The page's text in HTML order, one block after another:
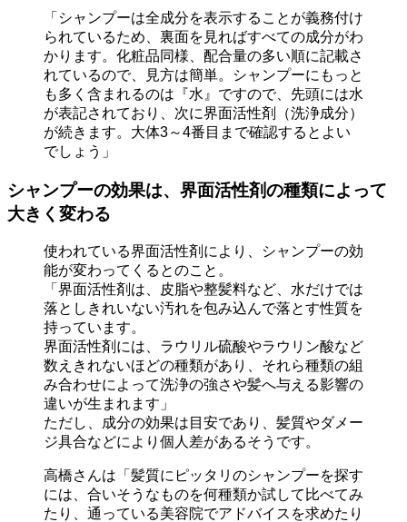
「シャンプーは全成分を表示することが義務付け
られているため、裏面を見ればすべての成分がわ
かります。化粧品同様、配合量の多い順に記載さ
れているので、見方は簡単。シャンプーにもっと
も多く含まれるのは『水』ですので、先頭には水
が表記されており、次に界面活性剤（洗浄成分）
が続きます。大体3～4番目まで確認するとよい
でしょう」
シャンプーの効果は、界面活性剤の種類によって
大きく変わる
使われている界面活性剤により、シャンプーの効
能が変わってくるとのこと。
「界面活性剤は、皮脂や整髪料など、水だけでは
落としきれいない汚れを包み込んで落とす性質を
持っています。
界面活性剤には、ラウリル硫酸やラウリン酸など
数えきれないほどの種類があり、それら種類の組
み合わせによって洗浄の強さや髪へ与える影響の
違いが生まれます」
ただし、成分の効果は目安であり、髪質やダメー
ジ具合などにより個人差があるそうです。
高橋さんは「髪質にピッタリのシャンプーを探す
には、合いそうなものを何種類か試して比べてみ
たり、通っている美容院でアドバイスを求めたり